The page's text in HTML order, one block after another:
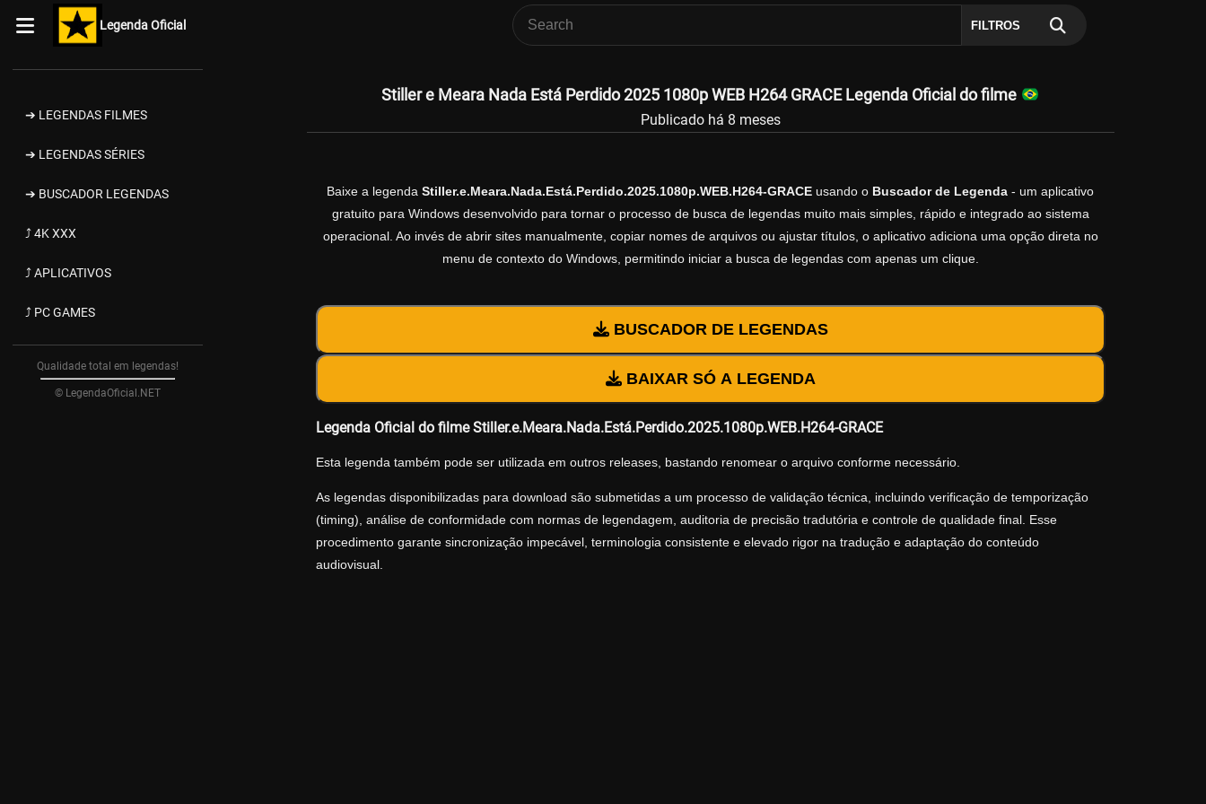
Legenda Oficial FILTROS
➔ LEGENDAS FILMES
➔ LEGENDAS SÉRIES
➔ BUSCADOR LEGENDAS
⤴ 4K XXX
⤴ APLICATIVOS
⤴ PC GAMES
Qualidade total em legendas!
© LegendaOficial.NET
Stiller e Meara Nada Está Perdido 2025 1080p WEB H264 GRACE Legenda Oficial do filme
Publicado há 8 meses
Baixe a legenda Stiller.e.Meara.Nada.Está.Perdido.2025.1080p.WEB.H264-GRACE usando o Buscador de Legenda - um aplicativo
gratuito para Windows desenvolvido para tornar o processo de busca de legendas muito mais simples, rápido e integrado ao sistema
operacional. Ao invés de abrir sites manualmente, copiar nomes de arquivos ou ajustar títulos, o aplicativo adiciona uma opção direta no
menu de contexto do Windows, permitindo iniciar a busca de legendas com apenas um clique.
BUSCADOR DE LEGENDAS
BAIXAR SÓ A LEGENDA
Legenda Oficial do filme Stiller.e.Meara.Nada.Está.Perdido.2025.1080p.WEB.H264-GRACE
Esta legenda também pode ser utilizada em outros releases, bastando renomear o arquivo conforme necessário.
As legendas disponibilizadas para download são submetidas a um processo de validação técnica, incluindo verificação de temporização
(timing), análise de conformidade com normas de legendagem, auditoria de precisão tradutória e controle de qualidade final. Esse
procedimento garante sincronização impecável, terminologia consistente e elevado rigor na tradução e adaptação do conteúdo
audiovisual.